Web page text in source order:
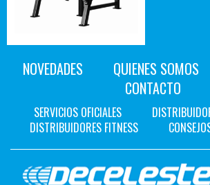
NOVEDADES QUIENES SOMOS
CONTACTO
SERVICIOS OFICIALES
DISTRIBUIDORES FITNESS